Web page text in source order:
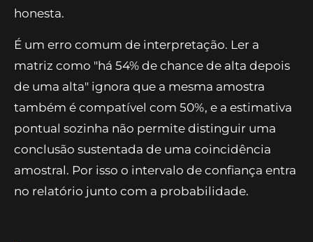
honesta.
É um erro comum de interpretação. Ler a
matriz como "há 54% de chance de alta depois
de uma alta" ignora que a mesma amostra
também é compatível com 50%, e a estimativa
pontual sozinha não permite distinguir uma
conclusão sustentada de uma coincidência
amostral. Por isso o intervalo de confiança entra
no relatório junto com a probabilidade.